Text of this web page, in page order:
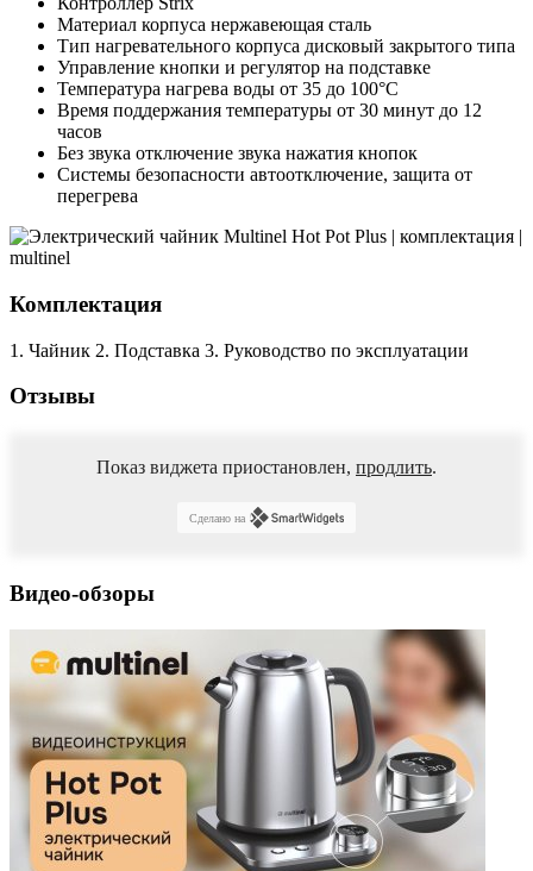
Материал корпуса нержавеющая сталь
Тип нагревательного корпуса дисковый закрытого типа
Управление кнопки и регулятор на подставке
Температура нагрева воды от 35 до 100°С
Время поддержания температуры от 30 минут до 12
часов
Без звука отключение звука нажатия кнопок
Системы безопасности автоотключение, защита от
перегрева
Комплектация
1. Чайник 2. Подставка 3. Руководство по эксплуатации
Отзывы
Показ виджета приостановлен, продлить.
Сделано на
Видео-обзоры